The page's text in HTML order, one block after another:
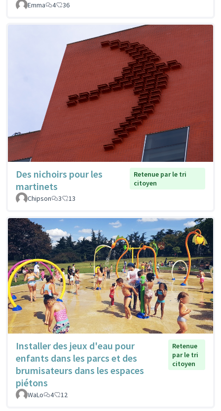
Emma
4 36
Des nichoirs pour les
martinets
Retenue par le tri
citoyen
Chipson
3 13
Installer des jeux d'eau pour
enfants dans les parcs et des
brumisateurs dans les espaces
piétons
Retenue
par le tri
citoyen
WaLo 4 12